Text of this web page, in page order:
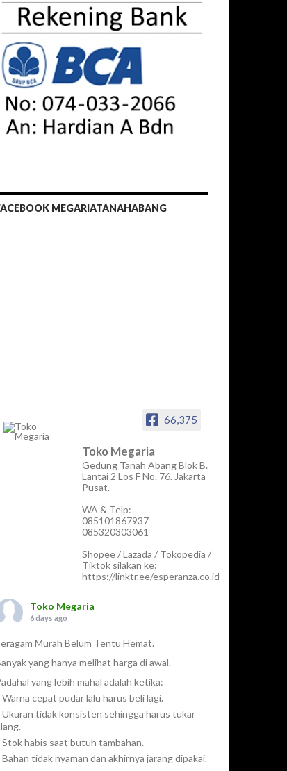
MEGARIATANAHABANG
66,375
Toko Megaria
Gedung Tanah Abang Blok B.
Lantai 2 Los F No. 76. Jakarta
Pusat.
WA & Telp:
085101867937
085320303061
Shopee / Lazada / Tokopedia /
Tiktok silakan ke:
https://linktr.ee/esperanza.co.id
Toko Megaria
6 days ago
Murah Belum Tentu Hemat.
yang hanya melihat harga di awal.
yang lebih mahal adalah ketika:
Warna cepat pudar lalu harus beli lagi.
Ukuran tidak konsisten sehingga harus tukar
Stok habis saat butuh tambahan.
Bahan tidak nyaman dan akhirnya jarang dipakai.